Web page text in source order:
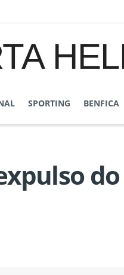
SPORTING BENFICA
do